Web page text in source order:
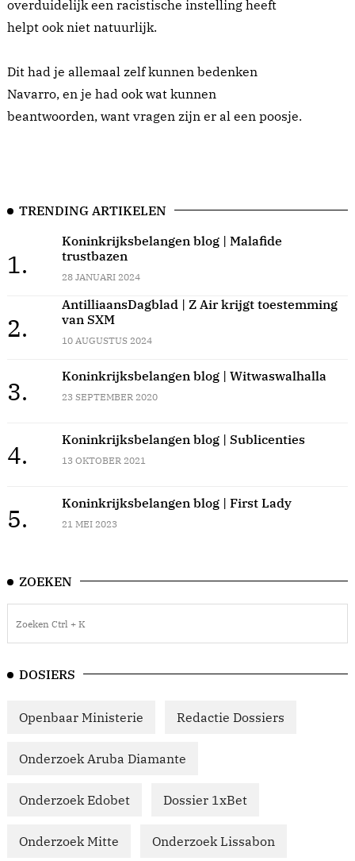
overduidelijk een racistische instelling heeft
helpt ook niet natuurlijk.
Dit had je allemaal zelf kunnen bedenken
Navarro, en je had ook wat kunnen
beantwoorden, want vragen zijn er al een poosje.
TRENDING ARTIKELEN
1.
Koninkrijksbelangen blog | Malafide
trustbazen
28 JANUARI 2024
2.
AntilliaansDagblad | Z Air krijgt toestemming
van SXM
10 AUGUSTUS 2024
3.
Koninkrijksbelangen blog | Witwaswalhalla
23 SEPTEMBER 2020
4.
Koninkrijksbelangen blog | Sublicenties
13 OKTOBER 2021
5.
Koninkrijksbelangen blog | First Lady
21 MEI 2023
ZOEKEN
DOSIERS
Openbaar Ministerie Redactie Dossiers
Onderzoek Aruba Diamante
Onderzoek Edobet Dossier 1xBet
Onderzoek Mitte Onderzoek Lissabon